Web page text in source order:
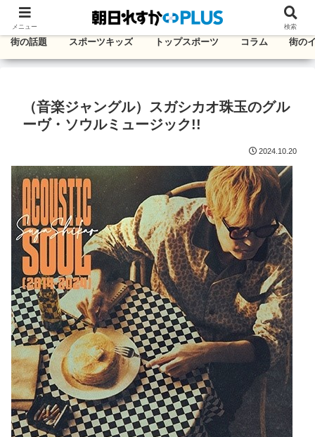
千葉・東葛エリアのタウン情報紙
街の話題 スポーツキッズ トップスポーツ コラム 街の
（音楽ジャングル）スガシカオ珠玉のグル
ーヴ・ソウルミュージック!!
2024.10.20
メニュー 検索